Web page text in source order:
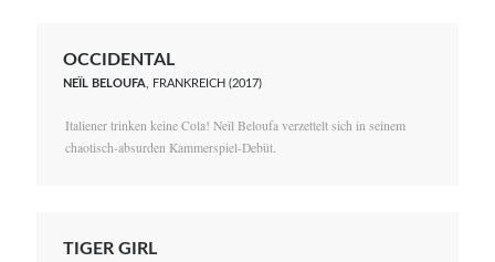
OCCIDENTAL
NEÏL BELOUFA , FRANKREICH (2017)
Italiener trinken keine Cola! Neïl Beloufa verzettelt sich in seinem
chaotisch-absurden Kammerspiel-Debüt.
TIGER GIRL